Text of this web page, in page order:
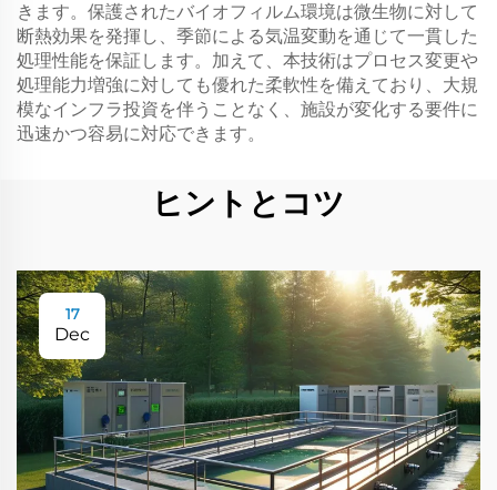
きます。保護されたバイオフィルム環境は微生物に対して
断熱効果を発揮し、季節による気温変動を通じて一貫した
処理性能を保証します。加えて、本技術はプロセス変更や
処理能力増強に対しても優れた柔軟性を備えており、大規
模なインフラ投資を伴うことなく、施設が変化する要件に
迅速かつ容易に対応できます。
ヒントとコツ
17
Dec